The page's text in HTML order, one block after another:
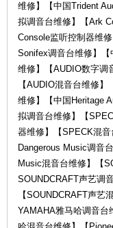
维修】【中国Trident
拟调音台维修】【Ark
Console监听控制器维
Sonifex调音台维修】
维修】【AUDIO数字调
【AUDIO混音台维修
维修】【中国Heritage
拟调音台维修】【
器维修】【SPECK混
Dangerous Music调音
Music混音台维修】【
SOUNDCRAFT声艺调
【SOUNDCRAFT声
YAMAHA雅马哈调音台